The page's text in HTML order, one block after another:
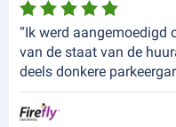
“Ik werd aangemoedigd
van de staat van de
deels donkere